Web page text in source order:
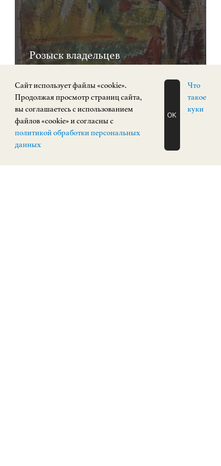
Розыск владельцев
произведений
ЗАПИСАТЬСЯ
НА ЭКСКУРСИЮ
Cайт использует файлы «cookie».
Продолжая просмотр страниц сайта,
вы соглашаетесь с использованием
файлов «cookie» и согласны с
политикой обработки персональных
данных
OK
Что
такое
куки